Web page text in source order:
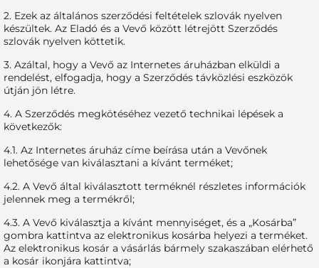
2. Ezek az általános szerződési feltételek szlovák nyelven
készültek. Az Eladó és a Vevő között létrejött Szerződés
szlovák nyelven köttetik.
3. Azáltal, hogy a Vevő az Internetes áruházban elküldi a
rendelést, elfogadja, hogy a Szerződés távközlési eszközök
útján jön létre.
4. A Szerződés megkötéséhez vezető technikai lépések a
következők:
4.1. Az Internetes áruház címe beírása után a Vevőnek
lehetősége van kiválasztani a kívánt terméket;
4.2. A Vevő által kiválasztott terméknél részletes információk
jelennek meg a termékről;
4.3. A Vevő kiválasztja a kívánt mennyiséget, és a „Kosárba”
gombra kattintva az elektronikus kosárba helyezi a terméket.
Az elektronikus kosár a vásárlás bármely szakaszában elérhető
a kosár ikonjára kattintva;